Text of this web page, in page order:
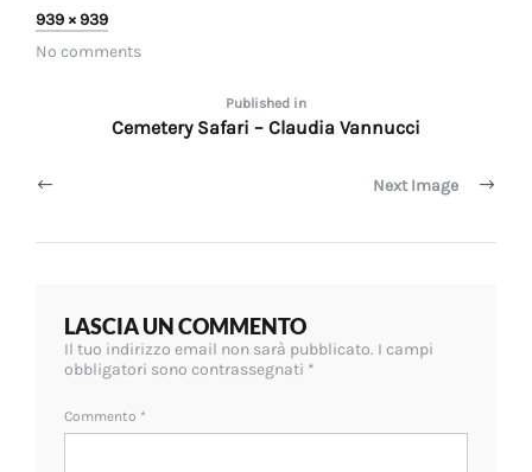
26
Novembre
2019
Full
size
939 × 939
No comments
Navigazione
articoli
Published in
Cemetery Safari – Claudia Vannucci
Next Image
LASCIA UN COMMENTO
Il tuo indirizzo email non sarà pubblicato. I campi
obbligatori sono contrassegnati *
Commento *